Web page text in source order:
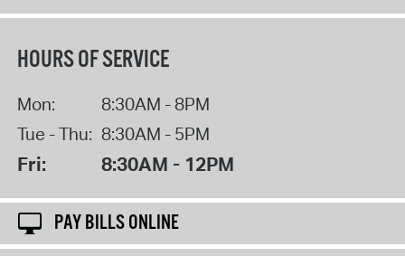
HOURS OF SERVICE
Mon:
8:30AM - 8PM
Tue - Thu: 8:30AM - 5PM
Fri: 8:30AM - 12PM
PAY BILLS ONLINE